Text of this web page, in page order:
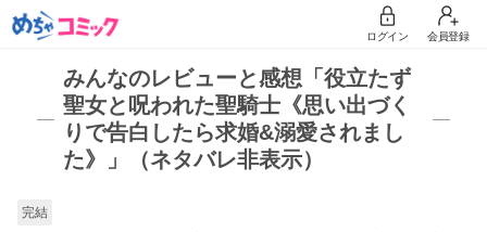
ログイン 会員登録
みんなのレビューと感想「役立たず
聖女と呪われた聖騎士《思い出づく
りで告白したら求婚&溺愛されまし
た》」（ネタバレ非表示）
完結